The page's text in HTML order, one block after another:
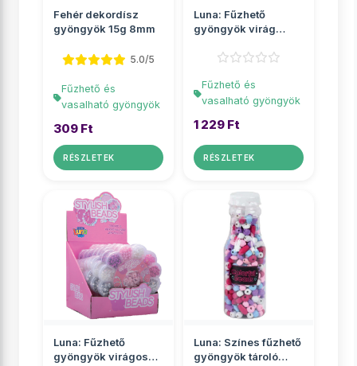
Fehér dekordísz
gyöngyök 15g 8mm
5.0/5
Fűzhető és
vasalható gyöngyök
309 Ft
RÉSZLETEK
Luna: Fűzhető
gyöngyök virág
többf�...
Fűzhető és
vasalható gyöngyök
1 229 Ft
RÉSZLETEK
Luna: Fűzhető
gyöngyök virágos
Luna: Színes fűzhető
gyöngyök tároló